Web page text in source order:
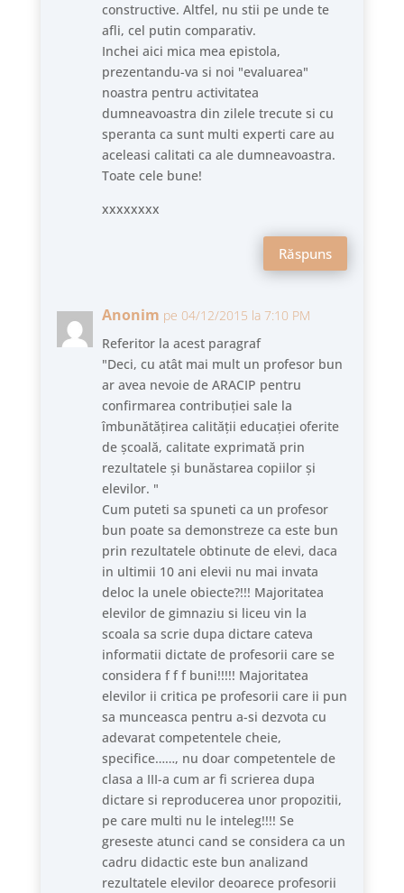
constructive. Altfel, nu stii pe unde te
afli, cel putin comparativ.
Inchei aici mica mea epistola,
prezentandu-va si noi "evaluarea"
noastra pentru activitatea
dumneavoastra din zilele trecute si cu
speranta ca sunt multi experti care au
aceleasi calitati ca ale dumneavoastra.
Toate cele bune!
xxxxxxxx
Răspuns
Anonim pe 04/12/2015 la 7:10 PM
Referitor la acest paragraf
"Deci, cu atât mai mult un profesor bun
ar avea nevoie de ARACIP pentru
confirmarea contribuției sale la
îmbunătățirea calității educației oferite
de școală, calitate exprimată prin
rezultatele și bunăstarea copiilor și
elevilor. "
Cum puteti sa spuneti ca un profesor
bun poate sa demonstreze ca este bun
prin rezultatele obtinute de elevi, daca
in ultimii 10 ani elevii nu mai invata
deloc la unele obiecte?!!! Majoritatea
elevilor de gimnaziu si liceu vin la
scoala sa scrie dupa dictare cateva
informatii dictate de profesorii care se
considera f f f buni!!!!! Majoritatea
elevilor ii critica pe profesorii care ii pun
sa munceasca pentru a-si dezvota cu
adevarat competentele cheie,
specifice……, nu doar competentele de
clasa a III-a cum ar fi scrierea dupa
dictare si reproducerea unor propozitii,
pe care multi nu le inteleg!!!! Se
greseste atunci cand se considera ca un
cadru didactic este bun analizand
rezultatele elevilor deoarece profesorii